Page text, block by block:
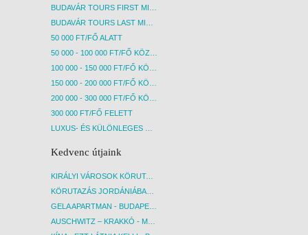
BUDAVÁR TOURS FIRST MINUTE AKCIÓS UTAK
BUDAVÁR TOURS LAST MINUTE AKCIÓS UTAK
50 000 FT/FŐ ALATT
50 000 - 100 000 FT/FŐ KÖZÖTT
100 000 - 150 000 FT/FŐ KÖZÖTT
150 000 - 200 000 FT/FŐ KÖZÖTT
200 000 - 300 000 FT/FŐ KÖZÖTT
300 000 FT/FŐ FELETT
LUXUS- ÉS KÜLÖNLEGES UTAK
Kedvenc útjaink
KIRÁLYI VÁROSOK KÖRUTAZÁS KÖZVETLEN REPÜLŐJÁRATTAL - BUDAPEST, REPÜLŐ
KÖRUTAZÁS JORDÁNIÁBAN, HOLT-TENGERI PIHENÉSSEL - BUDAPEST, REPÜLŐ
GELA APARTMAN - BUDAPEST, REPÜLŐ
AUSCHWITZ – KRAKKÓ - MEGRÁZÓ IDŐUTAZÁS! - BUDAPEST, BUSZ